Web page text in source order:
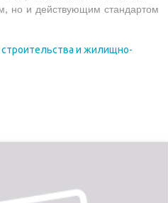
но и действующим стандартом
строительства и жилищно-